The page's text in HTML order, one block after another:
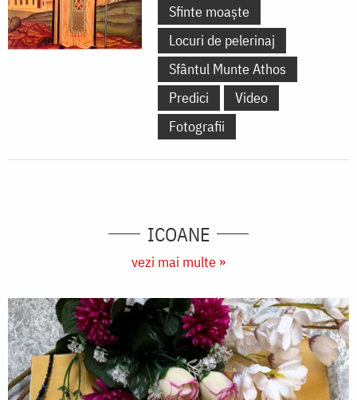
Sfinte moaște
Locuri de pelerinaj
Sfântul Munte Athos
Predici
Video
Fotografii
ICOANE
vezi mai multe »